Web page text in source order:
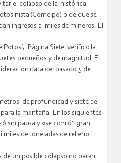
el colapso de la histórica
(Comcipo) pide que se
ingresos a miles de mineros. El
Potosí, Página Siete verificó la
pequeños y de magnitud. El
data del pasado 5 de
de profundidad y siete de
la montaña. En los siguientes
sin pausa y «se comió” gran
miles de toneladas de relleno
de un posible colapso no paran.